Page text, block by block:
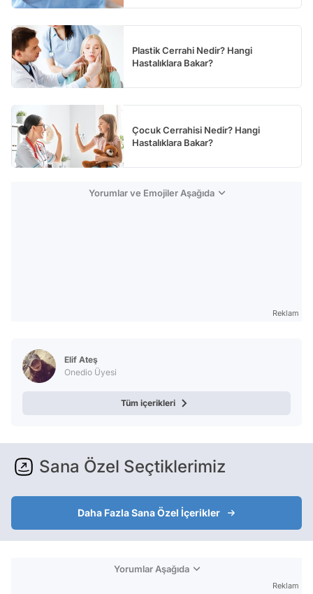
Plastik Cerrahi Nedir? Hangi
Hastalıklara Bakar?
Çocuk Cerrahisi Nedir? Hangi
Hastalıklara Bakar?
Yorumlar ve Emojiler Aşağıda
Reklam
Elif Ateş
Onedio Üyesi
Tüm içerikleri
Sana Özel Seçtiklerimiz
Daha Fazla Sana Özel İçerikler
Yorumlar Aşağıda
Reklam